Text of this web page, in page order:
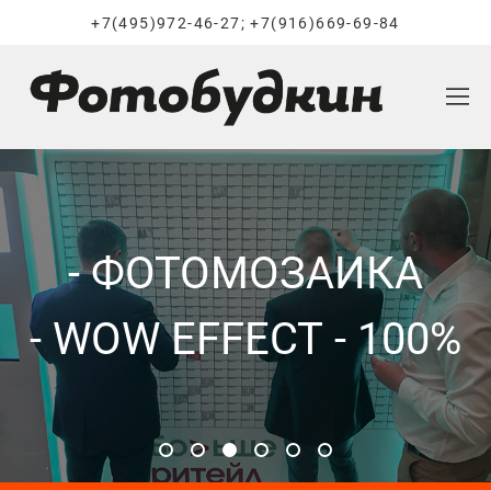
+7(495)972-46-27; +7(916)669-69-84
- ФОТОМОЗАИКА
- WOW EFFECT - 100%
- ФОТОМОЗАИКА
- WOW EFFECT - 100%
- ФОТОМОЗАИКА
- WOW EFFECT - 100%
- ФОТОМОЗАИКА
- WOW EFFECT - 100%
- ФОТОМОЗАИКА
- WOW EFFECT - 100%
- ФОТОМОЗАИКА
- WOW EFFECT - 100%